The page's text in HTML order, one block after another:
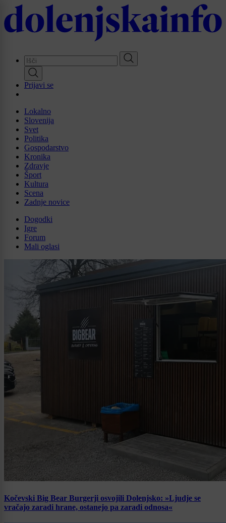
Skip
to
main
Prijavi se
Lokalno
Slovenija
Svet
Politika
Gospodarstvo
Kronika
Zdravje
Šport
Kultura
Scena
Zadnje novice
Dogodki
Igre
Forum
Mali oglasi
Kočevski Big Bear Burgerji osvojili Dolenjsko: »Ljudje se
vračajo zaradi hrane, ostanejo pa zaradi odnosa«